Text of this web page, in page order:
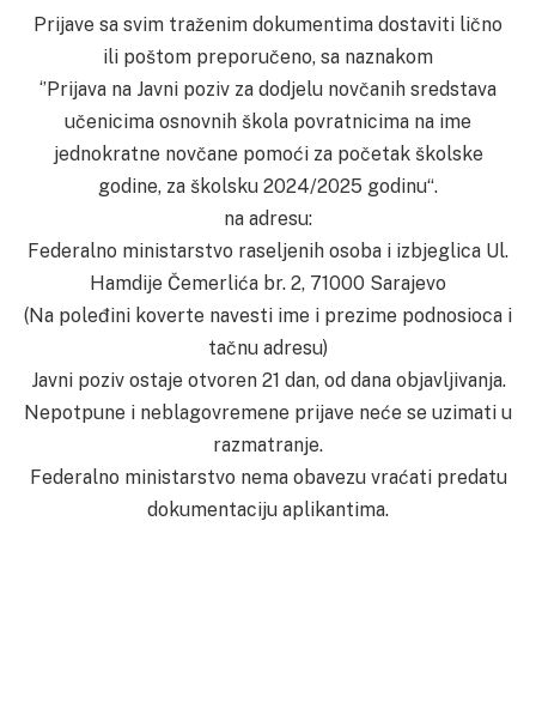
Prijave sa svim traženim dokumentima dostaviti lično
ili poštom preporučeno, sa naznakom
‘’Prijava na Javni poziv za dodjelu novčanih sredstava
učenicima osnovnih škola povratnicima na ime
jednokratne novčane pomoći za početak školske
godine, za školsku 2024/2025 godinu“.
na adresu:
Federalno ministarstvo raseljenih osoba i izbjeglica Ul.
Hamdije Čemerlića br. 2, 71000 Sarajevo
(Na poleđini koverte navesti ime i prezime podnosioca i
tačnu adresu)
Javni poziv ostaje otvoren 21 dan, od dana objavljivanja.
Nepotpune i neblagovremene prijave neće se uzimati u
razmatranje.
Federalno ministarstvo nema obavezu vraćati predatu
dokumentaciju aplikantima.